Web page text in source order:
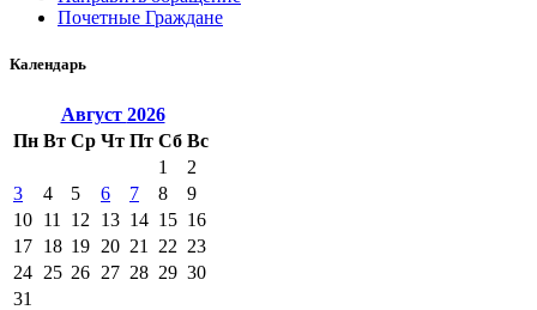
Почетные Граждане
Календарь
Август 2026
Пн Вт Ср Чт Пт Сб Вс
1
2
3
4 5 6 7 8
9
10 11 12 13 14 15 16
17 18 19 20 21 22 23
24 25 26 27 28 29 30
31